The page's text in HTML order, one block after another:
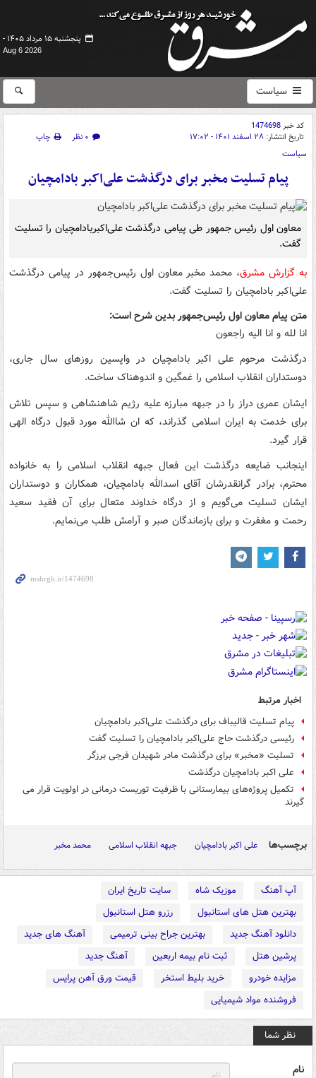
پنجشنبه ۱۵ مرداد ۱۴۰۵ -
Aug 6 2026
سیاست
کد خبر1474698
تاریخ انتشار: ۲۸ اسفند ۱۴۰۱ - ۱۷:۰۲ ۰ نظر
چاپ
سیاست
پیام تسلیت مخبر برای درگذشت علی‌اکبر بادامچیان
معاون اول رئیس جمهور طی پیامی درگذشت علی‌اکبربادامچیان را تسلیت
گفت.
به گزارش مشرق، محمد مخبر معاون اول رئیس‌جمهور در پیامی درگذشت
علی‌اکبر بادامچیان را تسلیت گفت.
متن پیام معاون اول رئیس‌جمهور بدین شرح است:
انا لله و انا الیه راجعون
درگذشت مرحوم علی اکبر بادامچیان در واپسین روزهای سال جاری،
دوستداران انقلاب اسلامی را غمگین و اندوهناک ساخت.
ایشان عمری دراز را در جبهه مبارزه علیه رژیم شاهنشاهی و سپس تلاش
برای خدمت به ایران اسلامی گذراند، که ان شاالله مورد قبول درگاه الهی
قرار گیرد.
اینجانب ضایعه درگذشت این فعال جبهه انقلاب اسلامی را به خانواده
محترم، برادر گرانقدرشان آقای اسدالله بادامچیان، همکاران و دوستداران
ایشان تسلیت می‌گویم و از درگاه خداوند متعال برای آن فقید سعید
رحمت و مغفرت و برای بازماندگان صبر و آرامش طلب می‌نمایم.
اخبار مرتبط
پیام تسلیت قالیباف برای درگذشت علی‌اکبر بادامچیان
رئیسی درگذشت حاج علی‌اکبر بادامچیان را تسلیت گفت
تسلیت «مخبر» برای درگذشت مادر شهیدان فرجی برزگر
علی اکبر بادامچیان درگذشت
تکمیل پروژه‌های بیمارستانی با ظرفیت توریست درمانی در اولویت قرار می
گیرند
برچسب‌ها علی اکبر بادامچیان جبهه انقلاب اسلامی محمد مخبر
آپ آهنگ موزیک شاه
سایت تاریخ ایران
بهترین هتل های استانبول
رزرو هتل استانبول
دانلود آهنگ جدید
بهترین جراح بینی ترمیمی
آهنگ های جدید
پرشین هتل
ثبت نام بیمه اربعین
آهنگ جدید
مزایده خودرو
خرید بلیط استخر
قیمت ورق آهن پرایس
فروشنده مواد شیمیایی
نظر شما
نام